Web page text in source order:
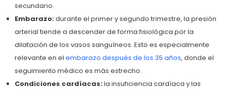
secundario.
Embarazo:durante el primer y segundo trimestre, la presión
arterial tiende a descender de forma fisiológica por la
dilatación de los vasos sanguíneos. Esto es especialmente
relevante en el embarazo después de los 35 años, donde el
seguimiento médico es más estrecho.
Condiciones cardíacas:la insuficiencia cardíaca y las